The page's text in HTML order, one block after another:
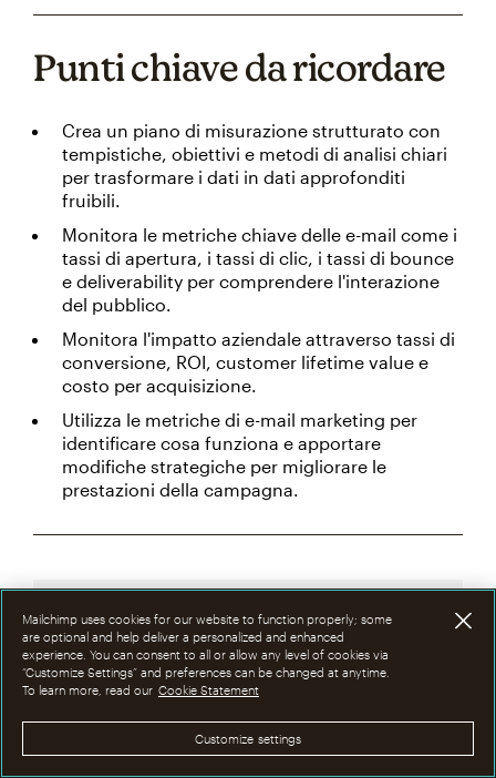
Punti chiave da ricordare
Crea un piano di misurazione strutturato con
tempistiche, obiettivi e metodi di analisi chiari
per trasformare i dati in dati approfonditi
fruibili.
Monitora le metriche chiave delle e-mail come i
tassi di apertura, i tassi di clic, i tassi di bounce
e deliverability per comprendere l'interazione
del pubblico.
Monitora l'impatto aziendale attraverso tassi di
conversione, ROI, customer lifetime value e
costo per acquisizione.
Utilizza le metriche di e-mail marketing per
identificare cosa funziona e apportare
modifiche strategiche per migliorare le
prestazioni della campagna.
Vuoi scoprire perché siamo
famosi?
Crea campagne email personalizzate,
misura le tue prestazioni e trasforma i
Mailchimp uses cookies for our website to function properly; some
are optional and help deliver a personalized and enhanced
experience. You can consent to all or allow any level of cookies via
“Customize Settings” and preferences can be changed at anytime.
To learn more, read our Cookie Statement
Customize settings